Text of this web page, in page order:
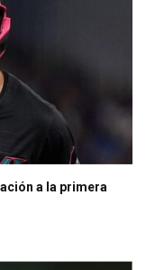
a la primera